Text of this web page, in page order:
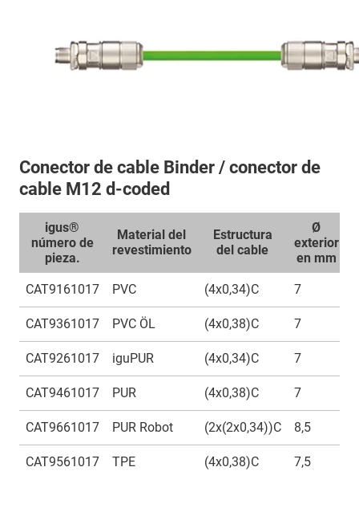
Conector de cable Binder / conector de
cable M12 d-coded
igus®
número de
pieza.
Material del
revestimiento
Estructura
del cable
Ø
exterior
en mm
CAT9161017 PVC (4x0,34)C 7
CAT9361017 PVC ÖL (4x0,38)C 7
CAT9261017 iguPUR (4x0,34)C 7
CAT9461017 PUR (4x0,38)C 7
CAT9661017 PUR Robot (2x(2x0,34))C 8,5
CAT9561017 TPE (4x0,38)C 7,5